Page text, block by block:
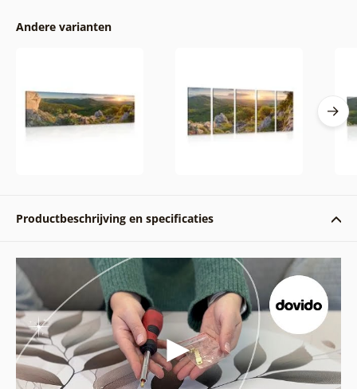
Andere varianten
Productbeschrijving en specificaties